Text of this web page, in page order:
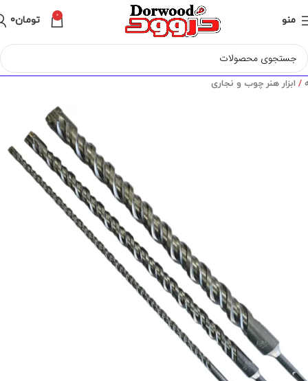
منو 0 تومان0
ابزار هنر چوب و نجاری